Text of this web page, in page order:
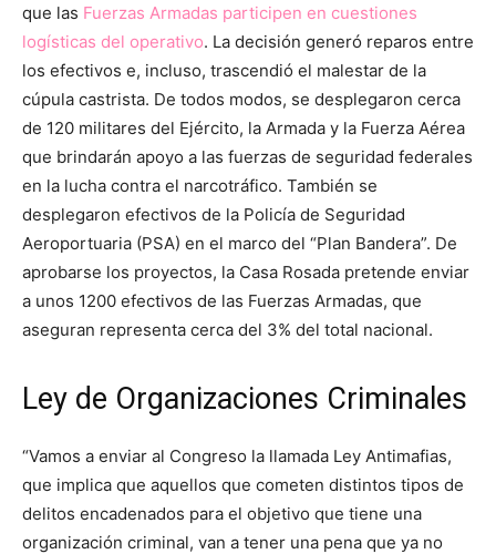
que las Fuerzas Armadas participen en cuestiones
logísticas del operativo. La decisión generó reparos entre
los efectivos e, incluso, trascendió el malestar de la
cúpula castrista. De todos modos, se desplegaron cerca
de 120 militares del Ejército, la Armada y la Fuerza Aérea
que brindarán apoyo a las fuerzas de seguridad federales
en la lucha contra el narcotráfico. También se
desplegaron efectivos de la Policía de Seguridad
Aeroportuaria (PSA) en el marco del “Plan Bandera”. De
aprobarse los proyectos, la Casa Rosada pretende enviar
a unos 1200 efectivos de las Fuerzas Armadas, que
aseguran representa cerca del 3% del total nacional.
Ley de Organizaciones Criminales
“Vamos a enviar al Congreso la llamada Ley Antimafias,
que implica que aquellos que cometen distintos tipos de
delitos encadenados para el objetivo que tiene una
organización criminal, van a tener una pena que ya no